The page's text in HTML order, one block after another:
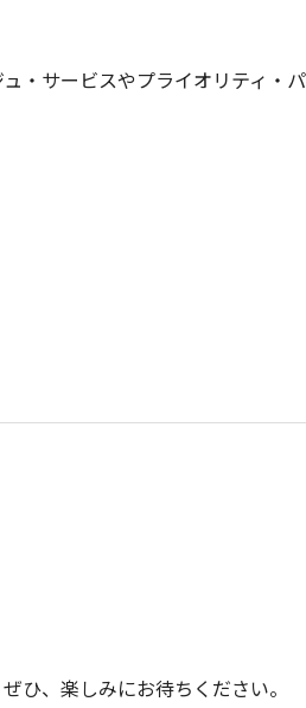
・サービスやプライオリティ・パ
ひ、楽しみにお待ちください。